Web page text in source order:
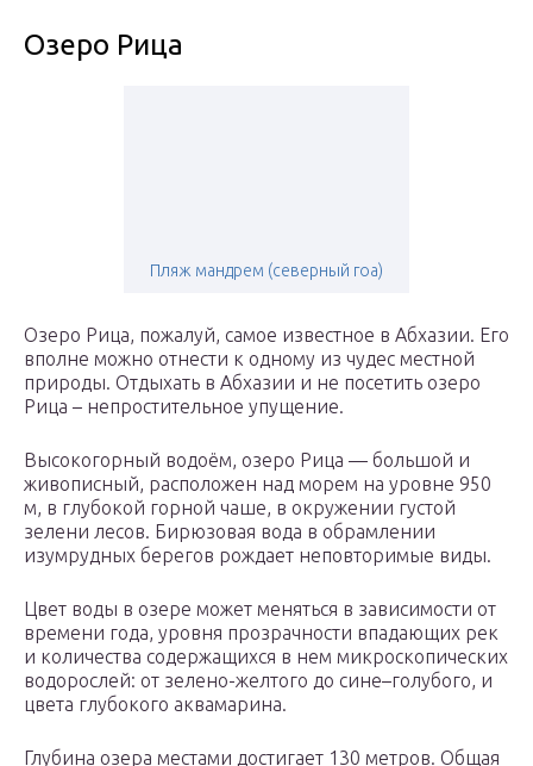
Озеро Рица
Пляж мандрем (северный гоа)
Озеро Рица, пожалуй, самое известное в Абхазии. Его
вполне можно отнести к одному из чудес местной
природы. Отдыхать в Абхазии и не посетить озеро
Рица – непростительное упущение.
Высокогорный водоём, озеро Рица — большой и
живописный, расположен над морем на уровне 950
м, в глубокой горной чаше, в окружении густой
зелени лесов. Бирюзовая вода в обрамлении
изумрудных берегов рождает неповторимые виды.
Цвет воды в озере может меняться в зависимости от
времени года, уровня прозрачности впадающих рек
и количества содержащихся в нем микроскопических
водорослей: от зелено-желтого до сине–голубого, и
цвета глубокого аквамарина.
Глубина озера местами достигает 130 метров. Общая